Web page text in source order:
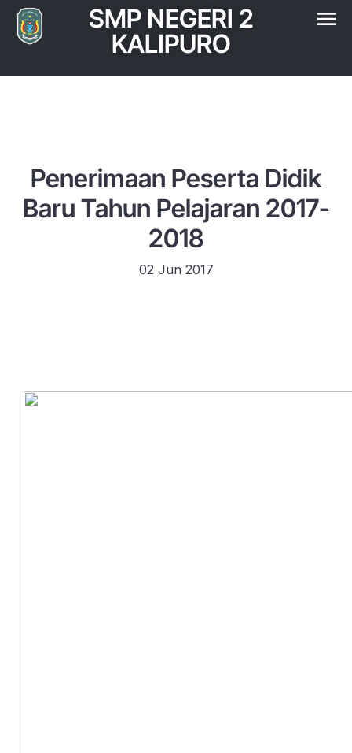
SMP NEGERI 2
KALIPURO
Penerimaan Peserta Didik
Baru Tahun Pelajaran 2017-
2018
02 Jun 2017